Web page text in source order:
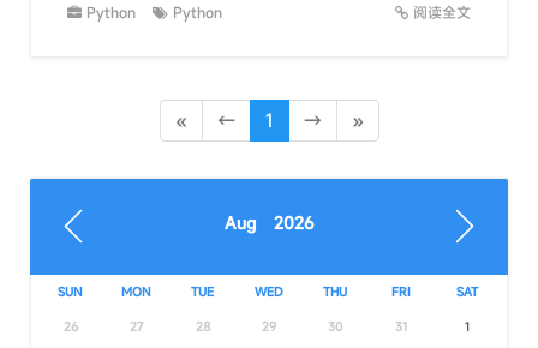
Python Python 阅读全文
« ← 1 → »
Aug 2026
SUN MON TUE WED THU FRI SAT
26 27 28 29 30 31 1